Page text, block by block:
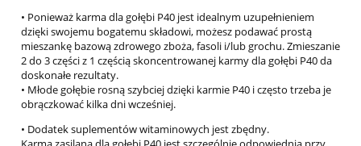
• Ponieważ karma dla gołębi P40 jest idealnym uzupełnieniem
dzięki swojemu bogatemu składowi, możesz podawać prostą
mieszankę bazową zdrowego zboża, fasoli i/lub grochu. Zmieszanie
2 do 3 części z 1 częścią skoncentrowanej karmy dla gołębi P40 da
doskonałe rezultaty.
• Młode gołębie rosną szybciej dzięki karmie P40 i często trzeba je
obrączkować kilka dni wcześniej.
• Dodatek suplementów witaminowych jest zbędny.